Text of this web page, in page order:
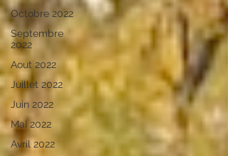
Octobre 2022
Septembre
2022
Aout 2022
Juillet 2022
Juin 2022
Mai 2022
Avril 2022